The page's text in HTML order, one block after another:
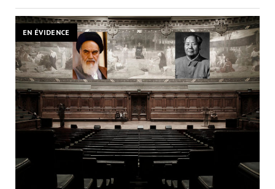
EN ÉVIDENCE